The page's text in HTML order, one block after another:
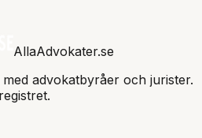
AllaAdvokater.se
advokatbyråer och jurister.